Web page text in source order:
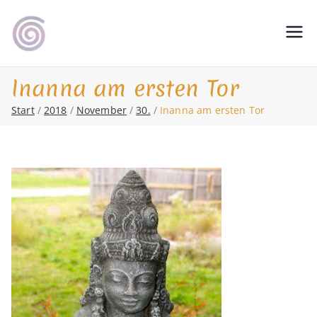
Inhalt
springen
∞ Classical Homeopathy ∞ Astrology
Inanna am ersten Tor
Start 2018 November 30. Inanna am ersten Tor